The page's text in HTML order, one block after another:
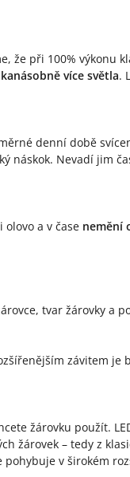
při 100% výkonu
více světla.
denní době
náskok. Nevadí jim
a v čase nemění
tvar žárovky a
závitem je
žárovku použít.
žárovek – tedy z
pohybuje v širokém